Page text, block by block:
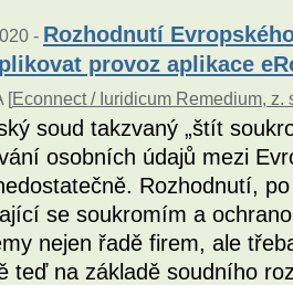
- Rozhodnutí
provoz aplikace
[Econnect / Iuridicum Remedium, z.
soud takzvaný „štít
osobních údajů mezi
Rozhodnutí,
se soukromím a
nejen řadě firem, ale
teď na základě soudního